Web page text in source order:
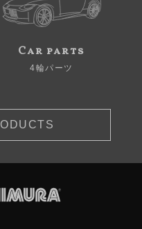
Car parts
4輪パーツ